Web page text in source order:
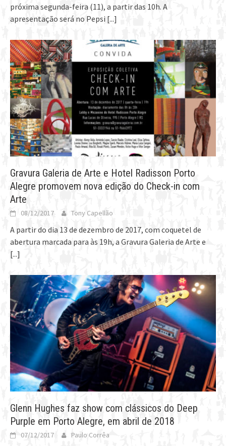
próxima segunda-feira (11), a partir das 10h. A
apresentação será no Pepsi [...]
Gravura Galeria de Arte e Hotel Radisson Porto
Alegre promovem nova edição do Check-in com
Arte
08/12/2017 Tony Capellão
A partir do dia 13 de dezembro de 2017, com coquetel de
abertura marcada para às 19h, a Gravura Galeria de Arte e
[...]
Glenn Hughes faz show com clássicos do Deep
Purple em Porto Alegre, em abril de 2018
07/12/2017 Paulo Corrêa